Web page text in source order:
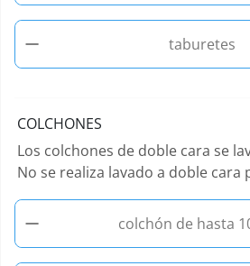
−
taburetes
COLCHONES
Los colchones de doble cara se
No se realiza lavado a doble cara
− colchón de hasta